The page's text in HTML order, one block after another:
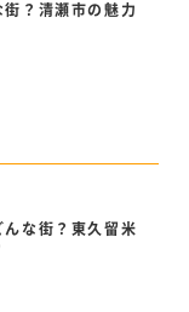
？清瀬市の魅力
な街？東久留米